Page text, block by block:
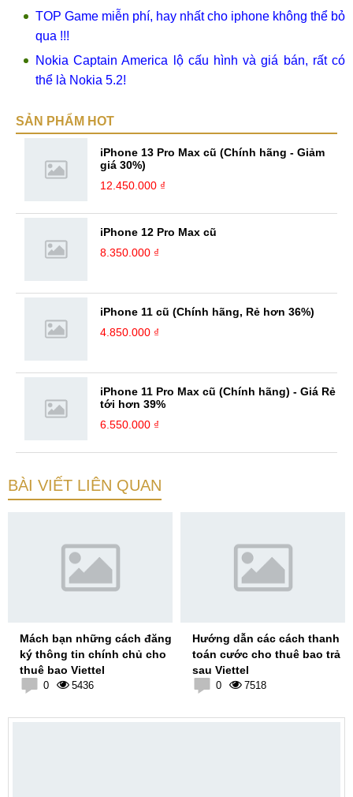
TOP Game miễn phí, hay nhất cho iphone không thể bỏ
qua !!!
Nokia Captain America lộ cấu hình và giá bán, rất có
thể là Nokia 5.2!
SẢN PHẨM HOT
iPhone 13 Pro Max cũ (Chính hãng - Giảm
giá 30%)
12.450.000 ₫
iPhone 12 Pro Max cũ
8.350.000 ₫
iPhone 11 cũ (Chính hãng, Rẻ hơn 36%)
4.850.000 ₫
iPhone 11 Pro Max cũ (Chính hãng) - Giá Rẻ
tới hơn 39%
6.550.000 ₫
BÀI VIẾT LIÊN QUAN
Mách bạn những cách đăng
ký thông tin chính chủ cho
thuê bao Viettel
0 5436
Hướng dẫn các cách thanh
toán cước cho thuê bao trả
sau Viettel
0 7518